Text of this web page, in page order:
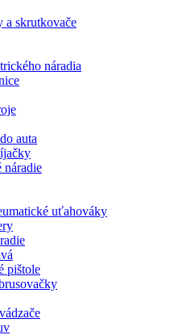
skrutkovače
náradia
auta
uťahováky
pištole